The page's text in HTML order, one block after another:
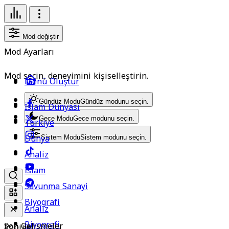
Mod değiştir
Mod Ayarları
Mod seçin, deneyimini kişiselleştirin.
Gündüz ModuGündüz modunu seçin.
Gece ModuGece modunu seçin.
Sistem ModuSistem modunu seçin.
Menü Oluştur
Analiz
Biyografi
İslam Dünyası
Türkiye
Dünya
Analiz
İslam
Savunma Sanayi
Biyografi